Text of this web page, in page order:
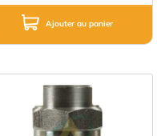
Ajouter au panier